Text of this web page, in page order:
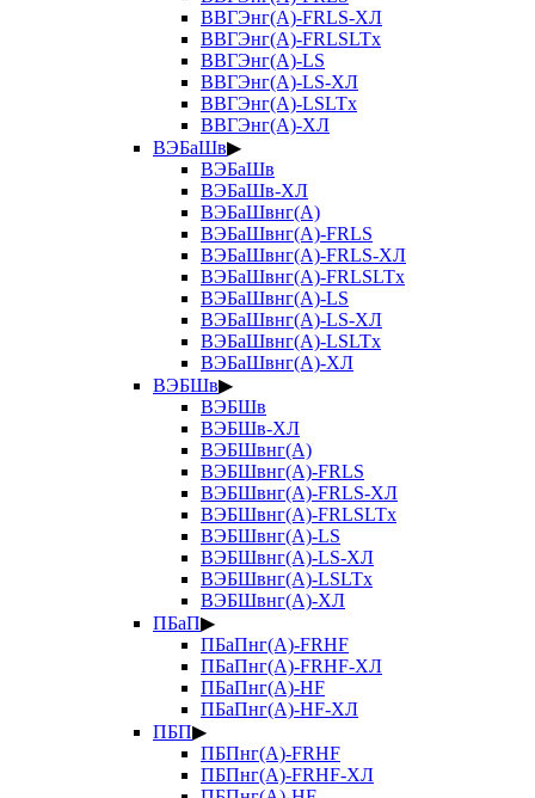
ВВГЭнг(А)-FRLS-ХЛ
ВВГЭнг(А)-FRLSLTx
ВВГЭнг(А)-LS
ВВГЭнг(А)-LS-ХЛ
ВВГЭнг(А)-LSLTx
ВВГЭнг(А)-ХЛ
ВЭБаШв▶
ВЭБаШв
ВЭБаШв-ХЛ
ВЭБаШвнг(А)
ВЭБаШвнг(А)-FRLS
ВЭБаШвнг(А)-FRLS-ХЛ
ВЭБаШвнг(А)-FRLSLTx
ВЭБаШвнг(А)-LS
ВЭБаШвнг(А)-LS-ХЛ
ВЭБаШвнг(А)-LSLTx
ВЭБаШвнг(А)-ХЛ
ВЭБШв▶
ВЭБШв
ВЭБШв-ХЛ
ВЭБШвнг(А)
ВЭБШвнг(А)-FRLS
ВЭБШвнг(А)-FRLS-ХЛ
ВЭБШвнг(А)-FRLSLTx
ВЭБШвнг(А)-LS
ВЭБШвнг(А)-LS-ХЛ
ВЭБШвнг(А)-LSLTx
ВЭБШвнг(А)-ХЛ
ПБаП▶
ПБаПнг(А)-FRHF
ПБаПнг(А)-FRHF-ХЛ
ПБаПнг(А)-HF
ПБаПнг(А)-HF-ХЛ
ПБП▶
ПБПнг(А)-FRHF
ПБПнг(А)-FRHF-ХЛ